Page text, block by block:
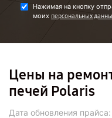
Нажимая на кнопку
моих персональных
Цены на
печей Polaris
Дата обновления прайса: